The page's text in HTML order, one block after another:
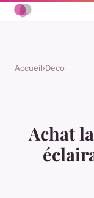
Accueil›Deco
Achat